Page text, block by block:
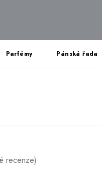
Parfémy Pánská řada
recenze)